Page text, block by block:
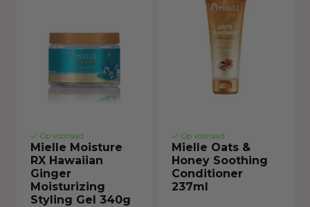
Op voorraad
Mielle Moisture
RX Hawaiian
Ginger
Moisturizing
Styling Gel 340g
Op voorraad
Mielle Oats &
Honey Soothing
Conditioner
237ml